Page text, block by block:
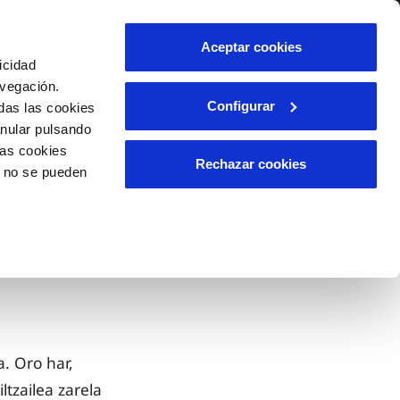
las cookies
pulsando
cookies
se pueden
Aceptar cookies
Configurar
Rechazar cookies
Oro har,
zarela